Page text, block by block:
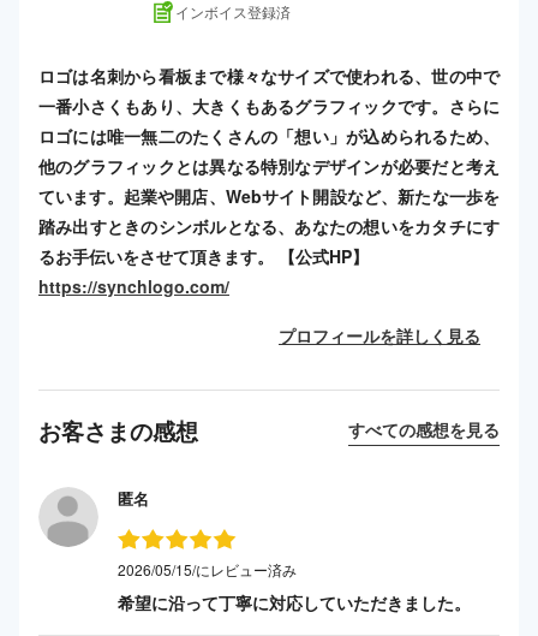
インボイス登録済
ロゴは名刺から看板まで様々なサイズで使われる、世の中で
一番小さくもあり、大きくもあるグラフィックです。さらに
ロゴには唯一無二のたくさんの「想い」が込められるため、
他のグラフィックとは異なる特別なデザインが必要だと考え
ています。起業や開店、Webサイト開設など、新たな一歩を
踏み出すときのシンボルとなる、あなたの想いをカタチにす
るお手伝いをさせて頂きます。 【公式HP】
https://synchlogo.com/
プロフィールを詳しく見る
お客さまの感想 すべての感想を見る
匿名
2026/05/15/にレビュー済み
希望に沿って丁寧に対応していただきました。